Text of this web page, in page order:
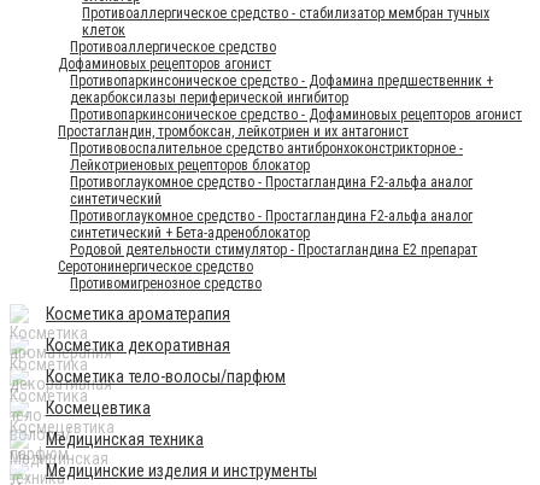
Противоаллергическое средство - стабилизатор мембран тучных
клеток
Противоаллергическое средство
Дофаминовых рецепторов агонист
Противопаркинсоническое средство - Дофамина предшественник +
декарбоксилазы периферической ингибитор
Противопаркинсоническое средство - Дофаминовых рецепторов агонист
Простагландин, тромбоксан, лейкотриен и их антагонист
Противовоспалительное средство антибронхоконстрикторное -
Лейкотриеновых рецепторов блокатор
Противоглаукомное средство - Простагландина F2-альфа аналог
синтетический
Противоглаукомное средство - Простагландина F2-альфа аналог
синтетический + Бета-адреноблокатор
Родовой деятельности стимулятор - Простагландина Е2 препарат
Серотонинергическое средство
Противомигренозное средство
Косметика ароматерапия
Косметика декоративная
Косметика тело-волосы/парфюм
Космецевтика
Медицинская техника
Медицинские изделия и инструменты